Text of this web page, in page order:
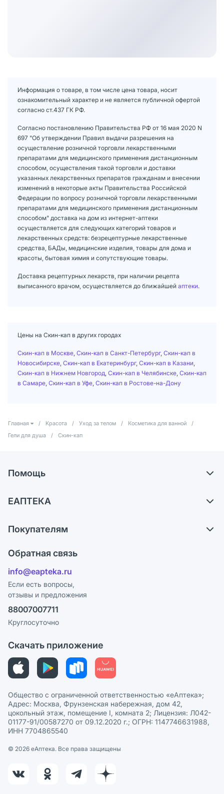
Информация о товаре, в том числе цена товара, носит
ознакомительный характер и не является публичной офертой
согласно ст.437 ГК РФ.
Согласно постановлению Правительства РФ от 16 мая 2020 N
697 "Об утверждении Правил выдачи разрешения на
осуществление розничной торговли лекарственными
препаратами для медицинского применения дистанционным
способом, осуществления такой торговли и доставки
указанных лекарственных препаратов гражданам и внесении
изменений в некоторые акты Правительства Российской
Федерации по вопросу розничной торговли лекарственными
препаратами для медицинского применения дистанционным
способом" доставка на дом из интернет-аптеки
осуществляется для следующих категорий товаров и
лекарственных средств: безрецептурные лекарственные
средства, БАДы, медицинские изделия, товары для дома и
красоты, бытовая химия и сопутствующие товары.
Доставка рецептурных лекарств, при наличии рецепта
выписанного врачом, осуществляется до ближайшей аптеки.
Цены на Скин-кап в других городах
Скин-кап в Москве Скин-кап в Санкт-Петербург, Скин-кап в
Новосибирске Скин-кап в Екатеринбург, Скин-кап в Казани
Скин-кап в Нижнем Новгород Скин-кап в Челябинске Скин-кап
в Самаре Скин-кап в Уфе Скин-кап в Ростове-на-Дону
Главная / Красота / Уход за телом / Косметика для ванной
/
Гели для душа
/ Скин-кап
Помощь
Самовывоз из аптек
Ответы на вопросы
Блог
ЕАПТЕКА
Карьера
Поставщики
Лицензия
Реклама на сайте
Ваши товары на ЕАПТЕКЕ
Покупателям
Программа СберСпасибо
Политика конфиденциальности
Пользовательское соглашение
Политика рекомендаций
Этика и соответствие
Политика в отношении обработки персональных данных
Обратная связь
info@eapteka.ru
Если есть вопросы,
отзывы и предложения
88007007711
Круглосуточно
Скачать приложение
Общество с ограниченной ответственностью «еАптека»;
Адрес: Москва, Фрунзенская набережная, дом 42,
цокольный этаж, помещение I, комната 2; Лицензия: Л042-
01177-91/00587270 от 09.12.2020 г.; ОГРН: 1147746631988,
ИНН 7704865540
© 2026 eАптека. Все права защищены